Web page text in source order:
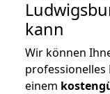
kann
Wir können
professionelles
einem